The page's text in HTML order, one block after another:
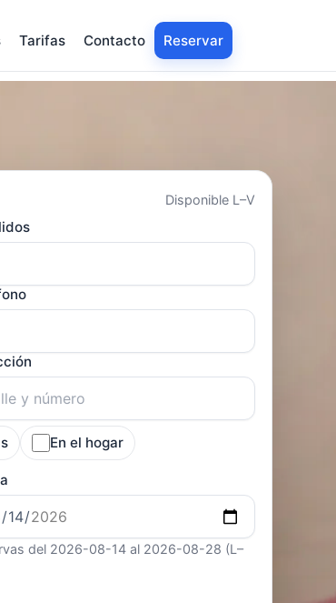
Tarifas Contacto Reservar
Disponible L–V
En el hogar
del 2026-08-14 al 2026-08-28 (L–